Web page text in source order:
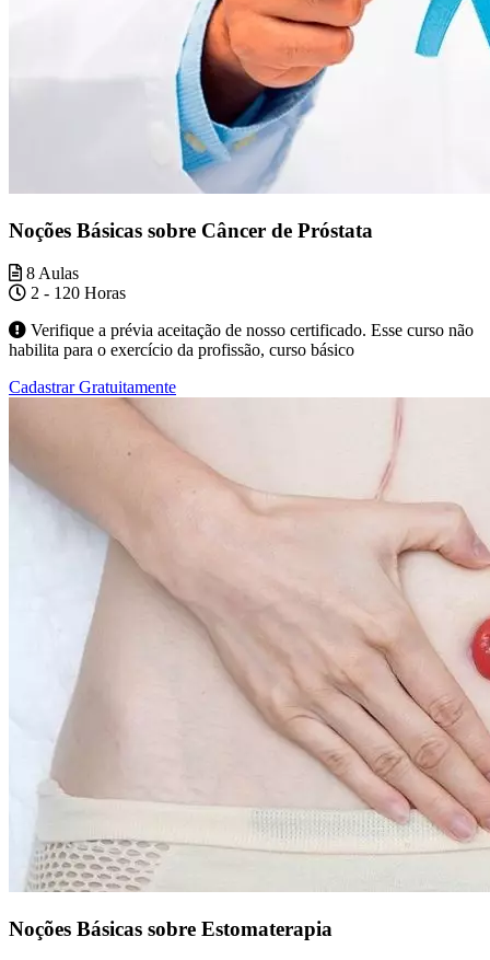
Noções Básicas sobre Câncer de Próstata
8 Aulas
2 - 120 Horas
Verifique a prévia aceitação de nosso certificado. Esse curso não
habilita para o exercício da profissão, curso básico
Cadastrar Gratuitamente
Noções Básicas sobre Estomaterapia